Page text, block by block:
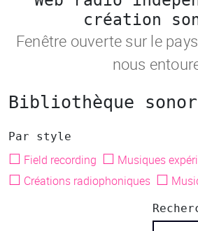
création
Fenêtre ouverte sur le
nous
Bibliothèque
Par style
☐ Field recording ☐ Musiques
☐ Créations radiophoniques ☐